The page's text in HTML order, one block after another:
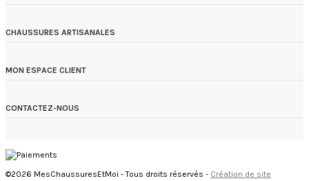
CHAUSSURES ARTISANALES
MON ESPACE CLIENT
CONTACTEZ-NOUS
©2026 MesChaussuresEtMoi - Tous droits réservés - Création de site